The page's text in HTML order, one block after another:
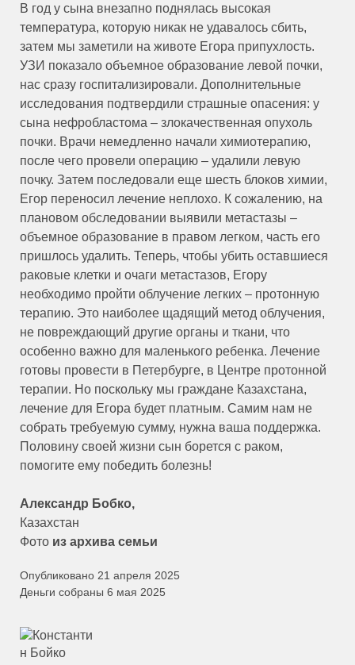
В год у сына внезапно поднялась высокая
температура, которую никак не удавалось сбить,
затем мы заметили на животе Егора припухлость.
УЗИ показало объемное образование левой почки,
нас сразу госпитализировали. Дополнительные
исследования подтвердили страшные опасения: у
сына нефробластома – злокачественная опухоль
почки. Врачи немедленно начали химиотерапию,
после чего провели операцию – удалили левую
почку. Затем последовали еще шесть блоков химии,
Егор переносил лечение неплохо. К сожалению, на
плановом обследовании выявили метастазы –
объемное образование в правом легком, часть его
пришлось удалить. Теперь, чтобы убить оставшиеся
раковые клетки и очаги метастазов, Егору
необходимо пройти облучение легких – протонную
терапию. Это наиболее щадящий метод облучения,
не повреждающий другие органы и ткани, что
особенно важно для маленького ребенка. Лечение
готовы провести в Петербурге, в Центре протонной
терапии. Но поскольку мы граждане Казахстана,
лечение для Егора будет платным. Самим нам не
собрать требуемую сумму, нужна ваша поддержка.
Половину своей жизни сын борется с раком,
помогите ему победить болезнь!
Александр Бобко,
Казахстан
Фото из архива семьи
Опубликовано 21 апреля 2025
Деньги собраны 6 мая 2025